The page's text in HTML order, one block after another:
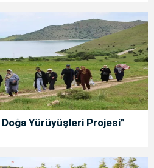
Doğa Yürüyüşleri Projesi”